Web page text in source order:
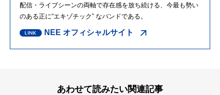
配信・ライブシーンの両軸で存在感を放ち続ける、今最も勢い
のある正に“エキゾチック” なバンドである。
NEE オフィシャルサイト
あわせて読みたい関連記事